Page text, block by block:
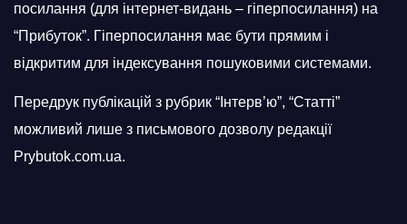
посилання (для інтернет-видань – гіперпосилання) на
“Прибуток”. Гіперпосилання має бути прямим і
відкритим для індексування пошуковими системами.
Передрук публікацій з рубрик “Інтерв’ю”, “Статті”
можливий лише з письмового дозволу редакції
Prybutok.com.ua.